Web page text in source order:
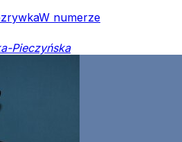
W numerze
Pieczyńska